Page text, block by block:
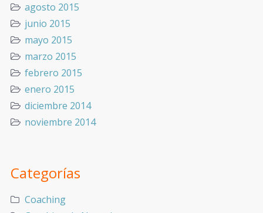
agosto 2015
junio 2015
mayo 2015
marzo 2015
febrero 2015
enero 2015
diciembre 2014
noviembre 2014
Categorías
Coaching